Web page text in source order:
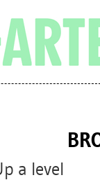
a level